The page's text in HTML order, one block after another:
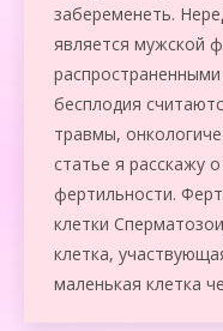
забеременеть.
является мужской
бесплодия
травмы,
статье я расскажу
фертильности.
клетки
клетка,
маленькая клетка